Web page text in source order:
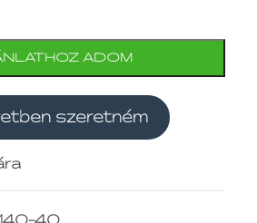
ADOM
szeretném
140-40